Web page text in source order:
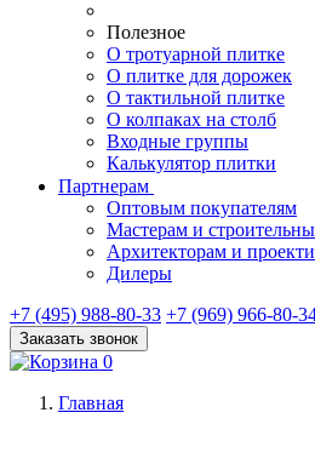
Полезное
О тротуарной плитке
О плитке для дорожек
О тактильной плитке
О колпаках на столб
Входные группы
Калькулятор плитки
Партнерам
Оптовым покупателям
Мастерам и
Архитекторам и
Дилеры
+7 (495) 988-80-33 +7 (969) 966-80-
Заказать звонок
0
Главная